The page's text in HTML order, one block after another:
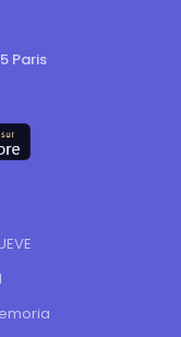
Paris